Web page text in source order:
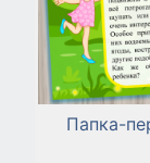
Папка-